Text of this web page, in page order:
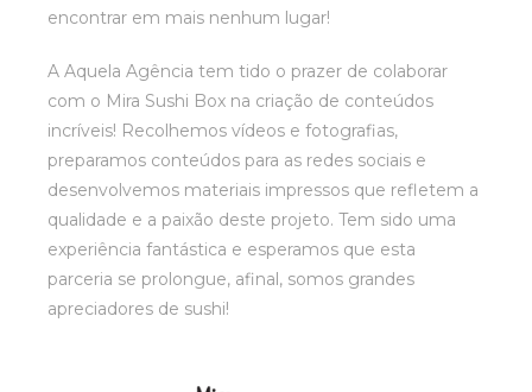
encontrar em mais nenhum lugar!
A Aquela Agência tem tido o prazer de colaborar
com o Mira Sushi Box na criação de conteúdos
incríveis! Recolhemos vídeos e fotografias,
preparamos conteúdos para as redes sociais e
desenvolvemos materiais impressos que refletem a
qualidade e a paixão deste projeto. Tem sido uma
experiência fantástica e esperamos que esta
parceria se prolongue, afinal, somos grandes
apreciadores de sushi!
funcionamento
do site.
Estatísticas
Para que
possamos
melhorar a
funcionalidade
e estrutura do
site, com base
na forma como